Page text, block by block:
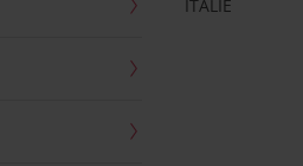
ITALIE